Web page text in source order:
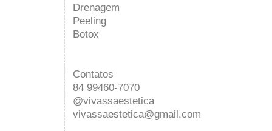
Drenagem
Peeling
Botox
Contatos
84 99460-7070
@vivassaestetica
vivassaestetica@gmail.com